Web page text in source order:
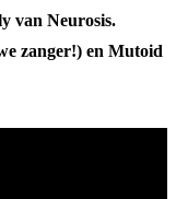
van Neurosis.
zanger!) en Mutoid